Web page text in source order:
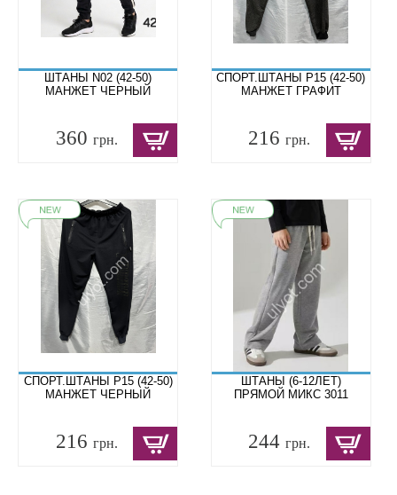
ШТАНЫ N02 (42-50)
МАНЖЕТ ЧЕРНЫЙ
360 грн.
СПОРТ.ШТАНЫ P15 (42-50)
МАНЖЕТ ГРАФИТ
216грн.
СПОРТ.ШТАНЫ P15 (42-50)
МАНЖЕТ ЧЕРНЫЙ
216 грн.
ШТАНЫ (6-12ЛЕТ)
ПРЯМОЙ МИКС 3011
244грн.